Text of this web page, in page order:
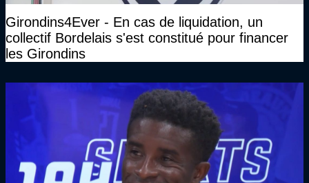
Girondins4Ever - En cas de liquidation, un
collectif Bordelais s'est constitué pour financer
les Girondins